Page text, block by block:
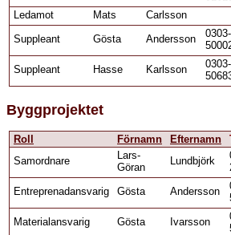
Ledamot Mats
Carlsson
Suppleant
Gösta Andersson
0303-
Suppleant
Hasse Karlsson
0303-
Byggprojektet
Roll Förnamn Efternamn
Samordnare
Lars-
Göran
Lundbjörk
Entreprenadansvarig
Gösta Andersson
Materialansvarig
Gösta Ivarsson